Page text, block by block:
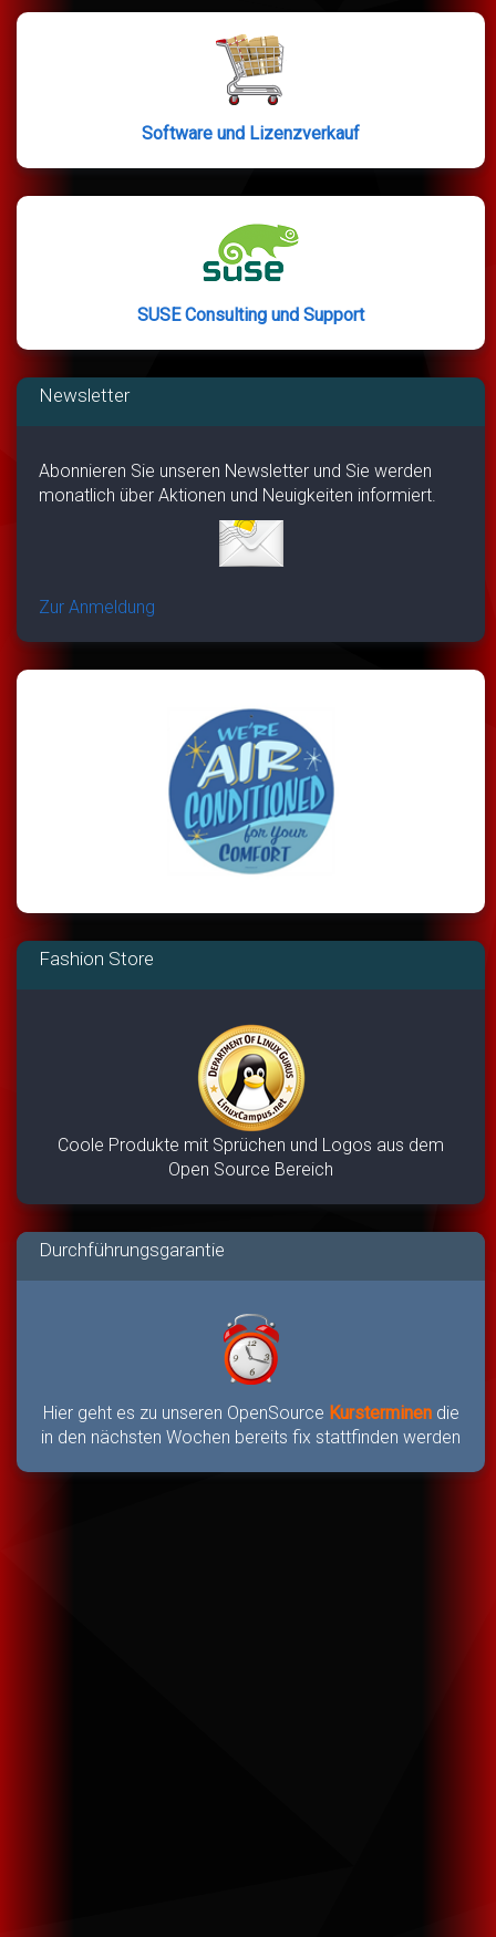
Software und Lizenzverkauf
SUSE Consulting und Support
Newsletter
Abonnieren Sie unseren Newsletter und Sie werden
monatlich über Aktionen und Neuigkeiten informiert.
Zur Anmeldung
Fashion Store
Coole Produkte mit Sprüchen und Logos aus dem
Open Source Bereich
Durchführungsgarantie
Hier geht es zu unseren OpenSource Kursterminen die
in den nächsten Wochen bereits fix stattfinden werden